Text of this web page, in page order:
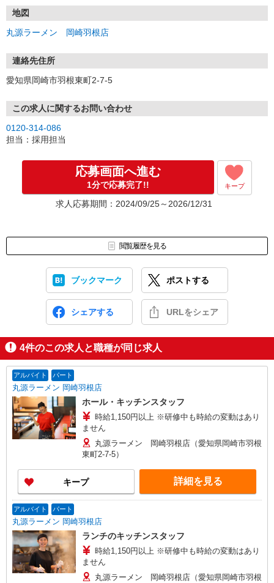
にどうぞ。
【個人情報の取扱いについて】
「応募者の方へのご連絡」「採用後の人事・労務業務における使
用」の目的のためにのみ利用致します。
地図
丸源ラーメン 岡崎羽根店
連絡先住所
愛知県岡崎市羽根東町2-7-5
この求人に関するお問い合わせ
0120-314-086
担当：採用担当
応募画面へ進む
1分で応募完了!! キープ
求人応募期間：2024/09/25～2026/12/31
閲覧履歴を見る
ブックマーク ポストする
シェアする URLをシェア
4件のこの求人と職種が同じ求人
アルバイト パート
丸源ラーメン 岡崎羽根店
ホール・キッチンスタッフ
時給1,150円以上 ※研修中も時給の変動はあり
ません
丸源ラーメン 岡崎羽根店（愛知県岡崎市羽根
東町2-7-5）
キープ 詳細を見る
アルバイト パート
丸源ラーメン 岡崎羽根店
ランチのキッチンスタッフ
時給1,150円以上 ※研修中も時給の変動はあり
ません
丸源ラーメン 岡崎羽根店（愛知県岡崎市羽根